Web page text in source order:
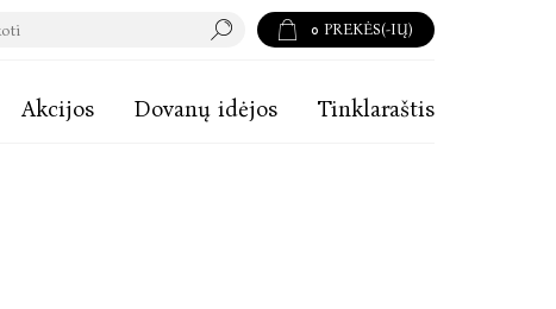
0 PREKĖS(-IŲ)
Akcijos Dovanų idėjos Tinklaraštis